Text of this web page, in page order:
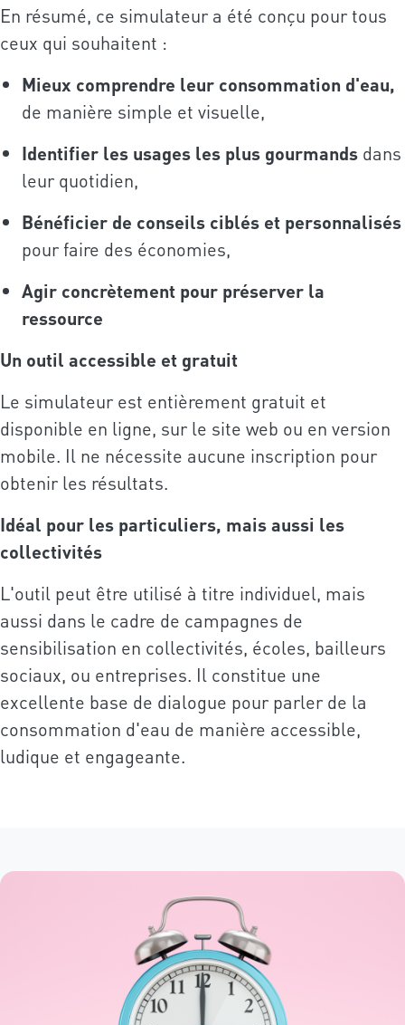
En résumé, ce simulateur a été conçu pour tous
ceux qui souhaitent :
Mieux comprendre leur consommation d'eau,
de manière simple et visuelle,
Identifier les usages les plus gourmands dans
leur quotidien,
Bénéficier de conseils ciblés et personnalisés
pour faire des économies,
Agir concrètement pour préserver la
ressource
Un outil accessible et gratuit
Le simulateur est entièrement gratuit et
disponible en ligne, sur le site web ou en version
mobile. Il ne nécessite aucune inscription pour
obtenir les résultats.
Idéal pour les particuliers, mais aussi les
collectivités
L'outil peut être utilisé à titre individuel, mais
aussi dans le cadre de campagnes de
sensibilisation en collectivités, écoles, bailleurs
sociaux, ou entreprises. Il constitue une
excellente base de dialogue pour parler de la
consommation d'eau de manière accessible,
ludique et engageante.